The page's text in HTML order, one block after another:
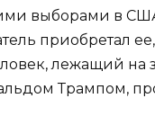
выборами в
приобретал
лежащий на
Трампом,